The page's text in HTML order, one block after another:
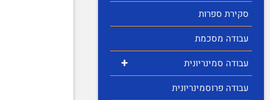
סקירת ספרות
עבודה מסכמת
+
עבודה סמינריונית
עבודה פרוסמינריונית